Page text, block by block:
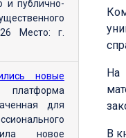
На
В
и публично-
Место: г.
новые
платформа
для
новое